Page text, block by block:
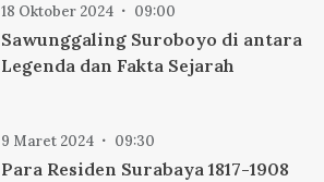
18 Oktober 2024 09:00
Sawunggaling Suroboyo di antara
Legenda dan Fakta Sejarah
9 Maret 2024 09:30
Para Residen Surabaya 1817-1908